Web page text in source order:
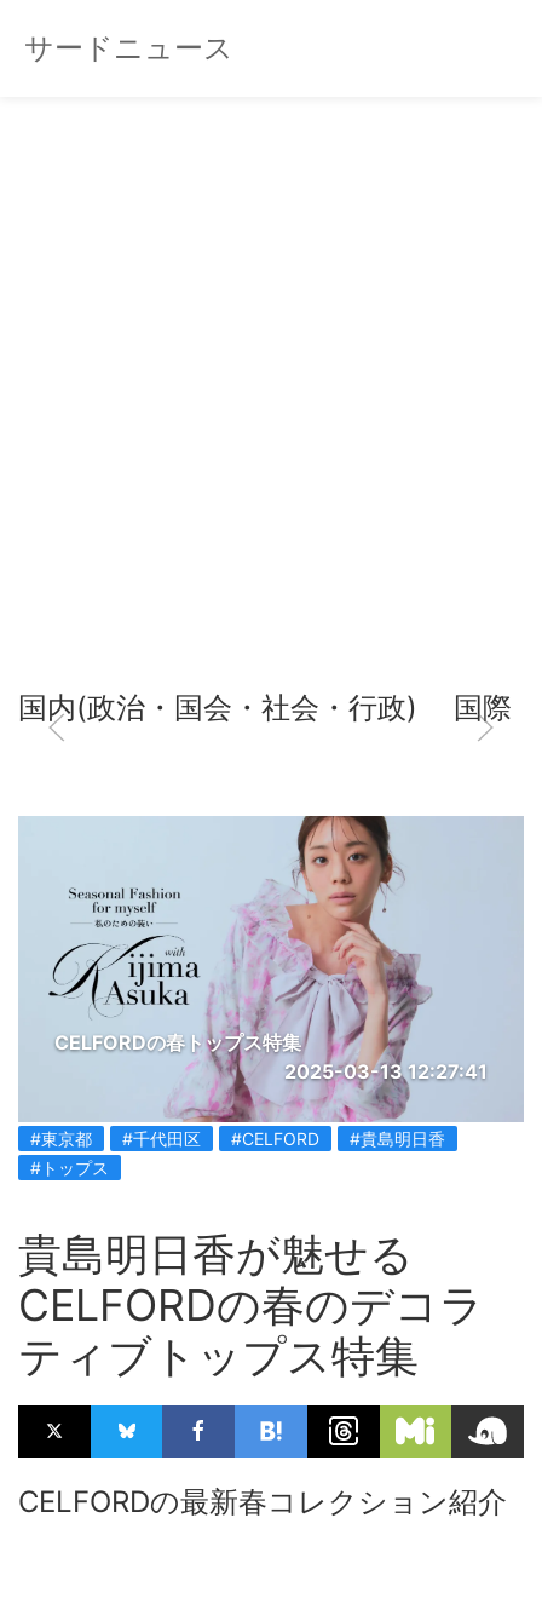
サードニュース
国内(政治・国会・社会・行政) 国際
CELFORDの春トップス特集
2025-03-13 12:27:41
#東京都 #千代田区 #CELFORD
#貴島明日香
#トップス
貴島明日香が魅せる
CELFORDの春のデコラ
ティブトップス特集
CELFORDの最新春コレクション紹介